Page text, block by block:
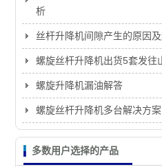
析
丝杆升降机间隙产生的原因
螺旋丝杆升降机出货5套发往
螺旋升降机漏油解答
螺旋丝杆升降机多台解决方案
多数用户选择的产品